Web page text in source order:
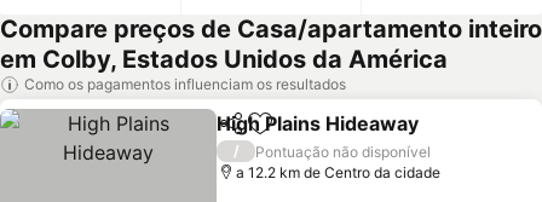
Compare preços de Casa/apartamento inteiro
em Colby, Estados Unidos da América
Como os pagamentos influenciam os resultados
PartilharAdicionar aos favoritos
High Plains Hideaway
/
Pontuação não disponível
a 12.2 km de Centro da cidade